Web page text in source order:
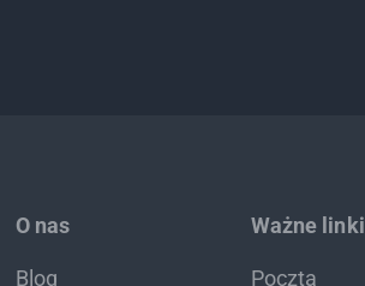
O nas
Blog
Ważne linki
Poczta